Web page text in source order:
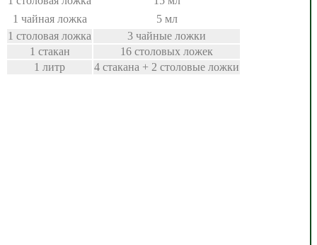
1 чайная ложка
5 мл
1 столовая ложка
3 чайные ложки
1 стакан
16 столовых ложек
1 литр
4 стакана + 2 столовые ложки